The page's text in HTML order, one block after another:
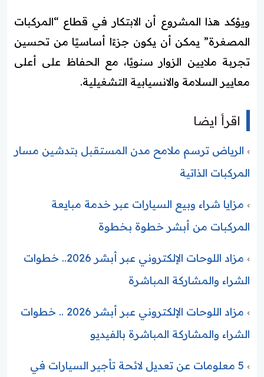
ويؤكد هذا المشروع أن الابتكار في قطاع “المركبات
المصغرة” يمكن أن يكون جزءًا أساسيًا من تحسين
تجربة ملايين الزوار سنويًا، مع الحفاظ على أعلى
معايير السلامة والانسيابية التشغيلية.
اقرأ ايضا
الرياض ترسم ملامح مدن المستقبل بتدشين مسار
المركبات الذاتية
مزايا شراء وبيع السيارات عبر خدمة مبايعة
المركبات من أبشر خطوة بخطوة
مزاد اللوحات الإلكتروني عبر أبشر 2026.. خطوات
الشراء والمشاركة المباشرة
مزاد اللوحات الإلكتروني عبر أبشر 2026 .. خطوات
الشراء والمشاركة المباشرة بالفيديو
5 معلومات عن تعديل لائحة تأجير السيارات في